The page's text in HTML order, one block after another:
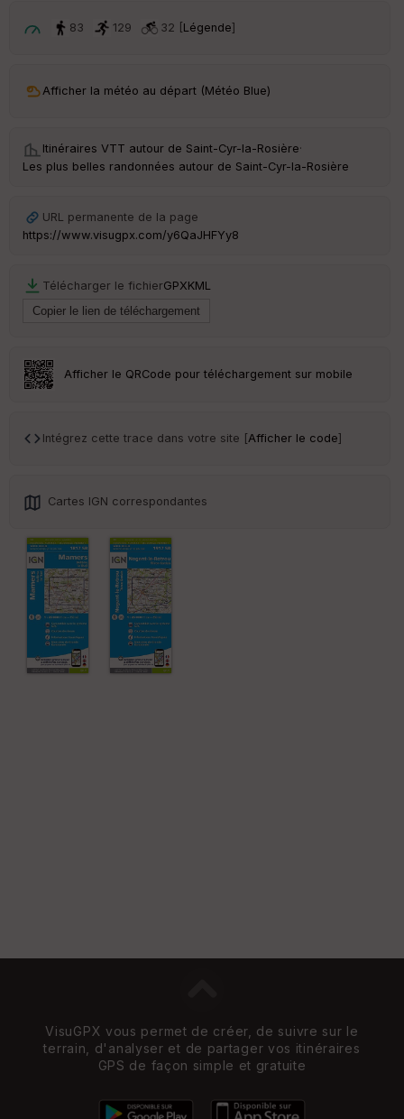
83 129 32 [Légende]
Afficher la météo au départ (Météo Blue)
Itinéraires VTT autour de Saint-Cyr-la-Rosière·
Les plus belles randonnées autour de Saint-Cyr-la-Rosière
URL permanente de la page
https://www.visugpx.com/y6QaJHFYy8
Télécharger le fichierGPXKML
Afficher le QRCode pour téléchargement sur mobile
Intégrez cette trace dans votre site [Afficher le code]
Cartes IGN correspondantes
VisuGPX vous permet de créer, de suivre sur le
terrain, d'analyser et de partager vos itinéraires
GPS de façon simple et gratuite